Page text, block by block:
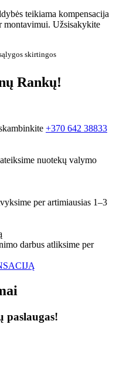
teikiama kompensacija
Užsisakykite
skirtingos
Rankų!
+370 642 38833
nuotekų valymo
per artimiausias 1–3
darbus atliksime per
paslaugas!